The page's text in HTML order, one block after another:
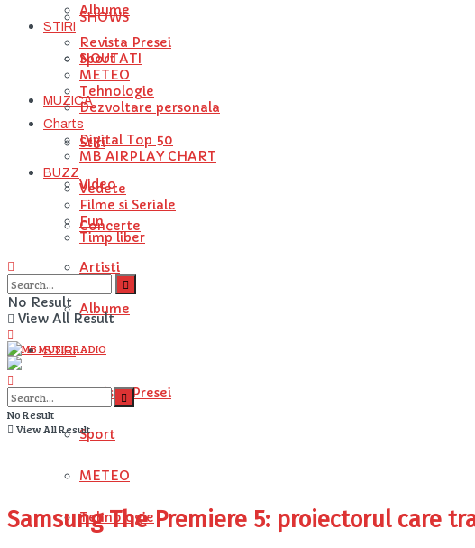
SHOWS
NOUTATI
MUZICA
Stiri
Video
Concerte
Artisti
Albume
STIRI
Revista Presei
Sport
METEO
Tehnologie
Albume
STIRI
Revista Presei
Sport
METEO
Tehnologie
Dezvoltare personala
Charts
Digital Top 50
MB AIRPLAY CHART
BUZZ
Vedete
Filme si Seriale
Fun
Timp liber
No Result
View All Result
No Result
View All Result
Samsung The Premiere 5: proiectorul care